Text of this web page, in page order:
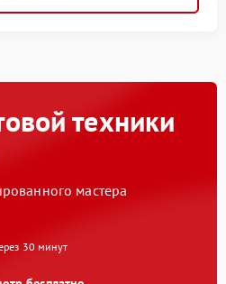
техники
мастера
30 минут